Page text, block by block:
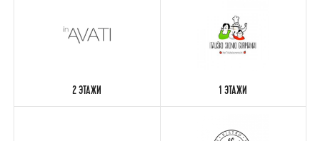
2 ЭТАЖИ 1 ЭТАЖИ